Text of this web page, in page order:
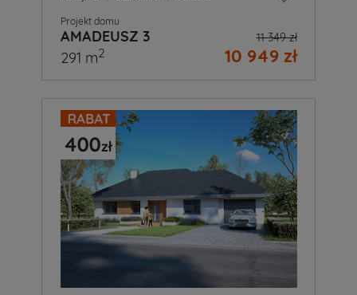
Projekt domu
AMADEUSZ 3 11 349 zł
10 949 zł
291 m2